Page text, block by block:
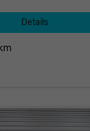
Details